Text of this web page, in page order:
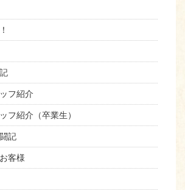
フ紹介
フ紹介（卒業生）
記
客様